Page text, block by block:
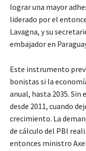
lograr una mayor
liderado por el
Lavagna, y su
embajador en
Este instrumento
bonistas si la
anual, hasta 2035. Sin
desde 2011, cuando
crecimiento. La
de cálculo del PBI
entonces ministro